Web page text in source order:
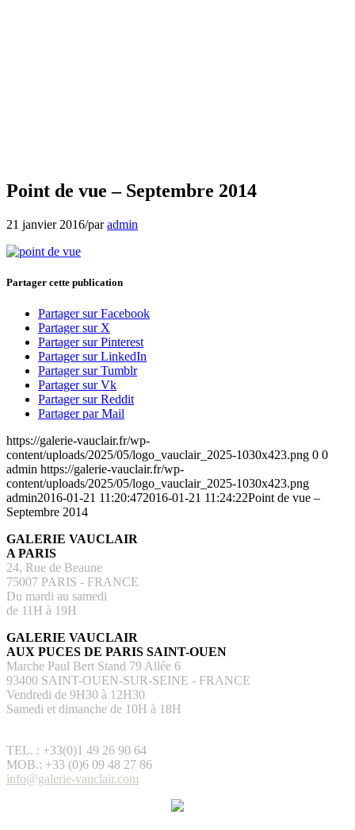
Point de vue – Septembre 2014
21 janvier 2016/paradmin
Partager cette publication
Partager sur Facebook
Partager sur X
Partager sur Pinterest
Partager sur LinkedIn
Partager sur Tumblr
Partager sur Vk
Partager sur Reddit
Partager par Mail
https://galerie-vauclair.fr/wp-
content/uploads/2025/05/logo_vauclair_2025-1030x423.png 0 0
admin https://galerie-vauclair.fr/wp-
content/uploads/2025/05/logo_vauclair_2025-1030x423.png
admin2016-01-21 11:20:472016-01-21 11:24:22Point de vue –
Septembre 2014
GALERIE VAUCLAIR
A PARIS
24, Rue de Beaune
75007 PARIS - FRANCE
Du mardi au samedi
de 11H à 19H
GALERIE VAUCLAIR
AUX PUCES DE PARIS SAINT-OUEN
Marche Paul Bert Stand 79 Allée 6
93400 SAINT-OUEN-SUR-SEINE - FRANCE
Vendredi de 9H30 à 12H30
Samedi et dimanche de 10H à 18H
TEL. : +33(0)1 49 26 90 64
MOB.: +33 (0)6 09 48 27 86
info@galerie-vauclair.com